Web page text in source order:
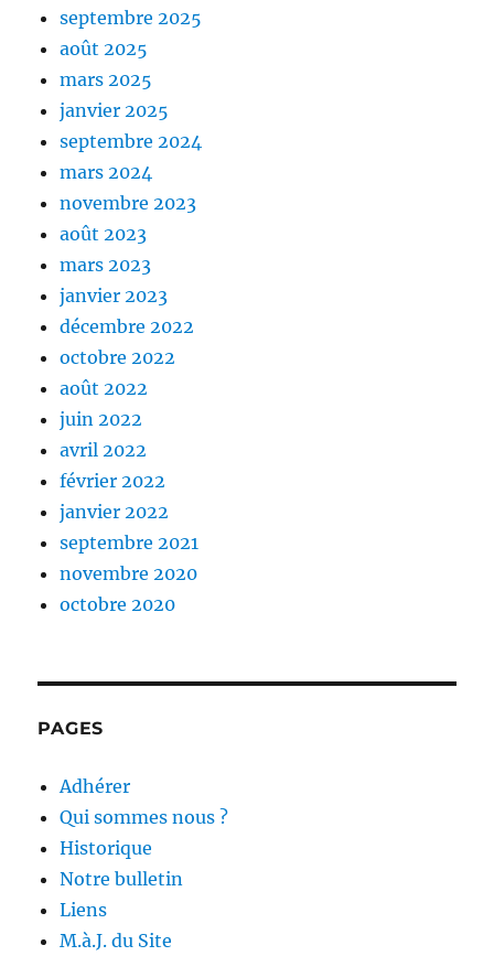
septembre 2025
août 2025
mars 2025
janvier 2025
septembre 2024
mars 2024
novembre 2023
août 2023
mars 2023
janvier 2023
décembre 2022
octobre 2022
août 2022
juin 2022
avril 2022
février 2022
janvier 2022
septembre 2021
novembre 2020
octobre 2020
PAGES
Adhérer
Qui sommes nous ?
Historique
Notre bulletin
Liens
M.à.J. du Site